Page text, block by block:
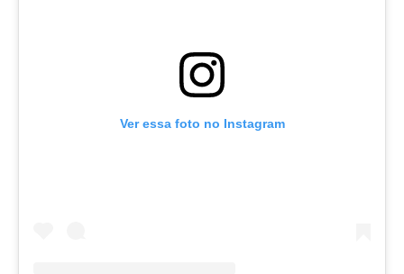
Ver essa foto no Instagram